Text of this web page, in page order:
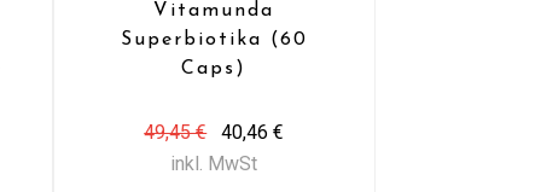
Vitamunda
Superbiotika (60
Caps)
49,45 €
40,46 €
inkl. MwSt